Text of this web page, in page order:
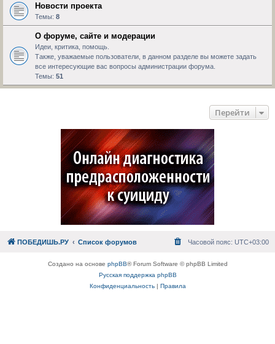
Новости проекта
Темы: 8
О форуме, сайте и модерации
Идеи, критика, помощь.
Также, уважаемые пользователи, в данном разделе вы можете задать
все интересующие вас вопросы администрации форума.
Темы: 51
Перейти
ПОБЕДИШЬ.РУ Список форумов Часовой пояс: UTC+03:00
Создано на основе phpBB® Forum Software © phpBB Limited
Русская поддержка phpBB
Конфиденциальность| Правила